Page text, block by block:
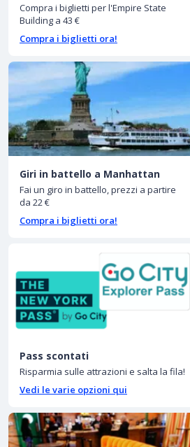
Compra i biglietti per l'Empire State
Building a 43 €
Compra i biglietti ora!
Giri in battello a Manhattan
Fai un giro in battello, prezzi a partire
da 22 €
Compra i biglietti ora!
Pass scontati
Risparmia sulle attrazioni e salta la fila!
Vedi le varie opzioni qui